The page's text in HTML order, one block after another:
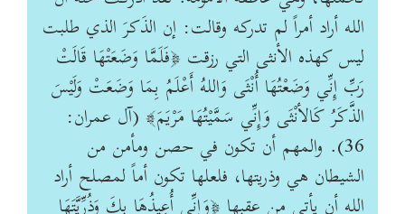
الله أراد أمراً لم تدركه وقالت: إن الذَكرَ الذي طلبت
ليس كهذه الأنثى التي رزقت ﴿فَلَمَّا وَضَعَتْهَا قَالَتْ
رَبِّ إِنِّي وَضَعْتُهَا أُنْثَى وَاللهُ أَعْلَمُ بِمَا وَضَعَتْ وَلَيْسَ
الذَّكَرُ كَالأنْثَى وَإِنِّي سَمَّيْتُهَا مَرْيَمَ﴾ (آل عمران:
36). والمهم أن تكون في حصن ومأمن من
الشيطان هي وذريتها، فلعلها تكون أماً لمصلح أراد